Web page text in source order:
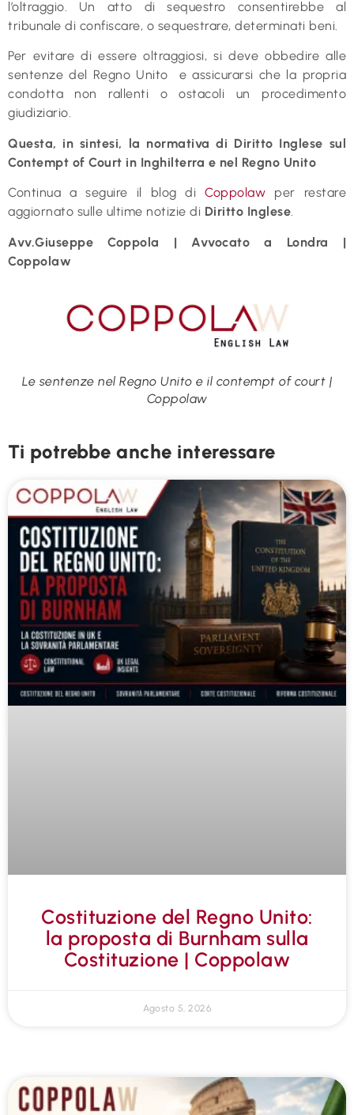
l’oltraggio. Un atto di sequestro consentirebbe al
tribunale di confiscare, o sequestrare, determinati beni.
Per evitare di essere oltraggiosi, si deve obbedire alle
sentenze del Regno Unito e assicurarsi che la propria
condotta non rallenti o ostacoli un procedimento
giudiziario.
Questa, in sintesi, la normativa di Diritto Inglese sul
Contempt of Court in Inghilterra e nel Regno Unito
Continua a seguire il blog diCoppolaw per restare
aggiornato sulle ultime notizie di Diritto Inglese.
Avv.Giuseppe Coppola | Avvocato a Londra |
Coppolaw
Le sentenze nel Regno Unito e il contempt of court |
Coppolaw
Ti potrebbe anche interessare
Costituzione del Regno Unito:
la proposta di Burnham sulla
Costituzione | Coppolaw
Agosto 5, 2026